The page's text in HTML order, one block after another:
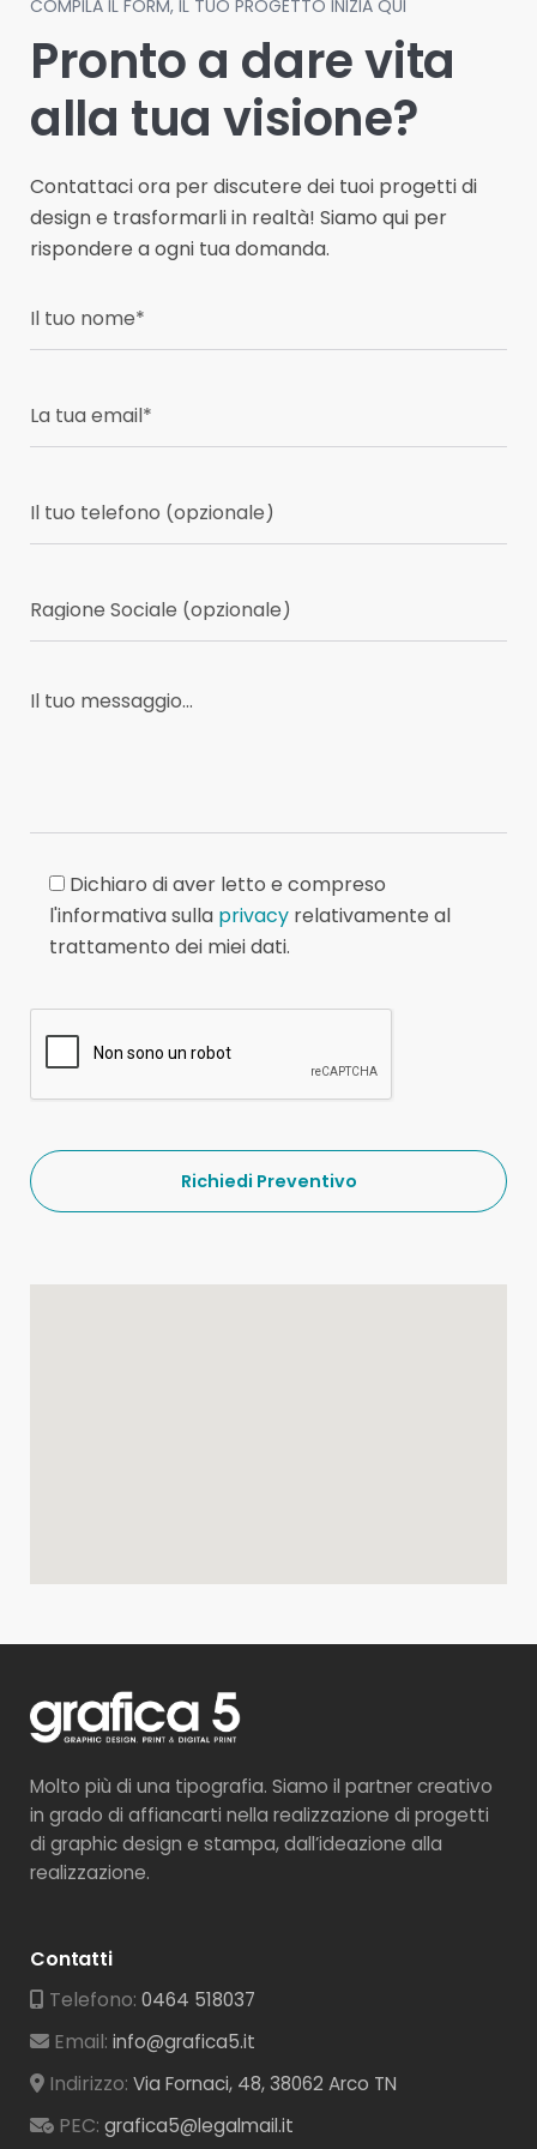
montaggio e consegna
, con spedizioni rapide
in tutto ilTrentino.
piattaforme e attrezzature
professionaliper garantire sicurezza,
precisione e un fissaggio stabile e duraturo. Il
servizio è disponibile in tutto ilTrentino, in
e Trento.
COMPILA IL FORM, IL TUO PROGETTO INIZIA QUI
Pronto a dare vita
alla tua visione?
Contattaci ora per discutere dei tuoi progetti di
design e trasformarli in realtà! Siamo qui per
rispondere a ogni tua domanda.
Dichiaro di aver letto e compreso
l'informativa sulla privacy relativamente al
trattamento dei miei dati.
Richiedi Preventivo
Molto più di una tipografia. Siamo il partner creativo
in grado di affiancarti nella realizzazione di progetti
di graphic design e stampa, dall’ideazione alla
realizzazione.
Contatti
Telefono: 0464 518037
Email: info@grafica5.it
Indirizzo: Via Fornaci, 48, 38062 Arco TN
PEC: grafica5@legalmail.it